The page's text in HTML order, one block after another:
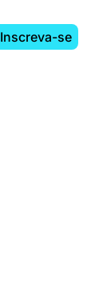
Inscreva-se